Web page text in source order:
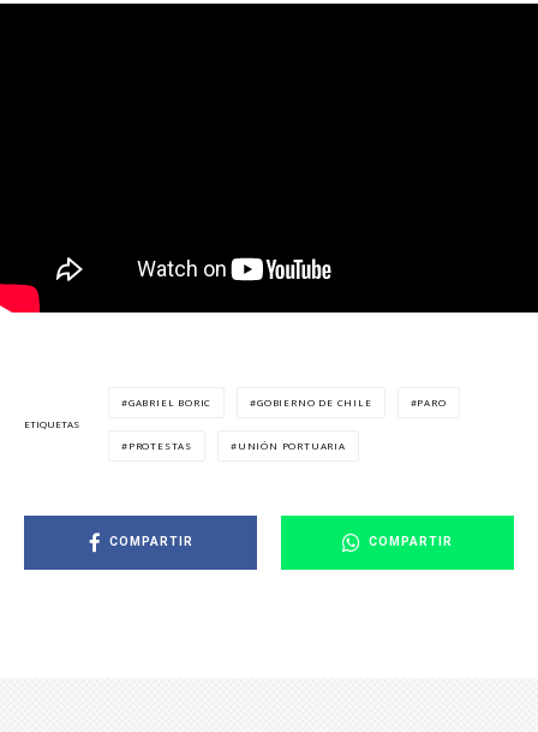
ETIQUETAS
GABRIEL BORIC GOBIERNO DE CHILE PARO
PROTESTAS UNIÓN PORTUARIA
COMPARTIR COMPARTIR